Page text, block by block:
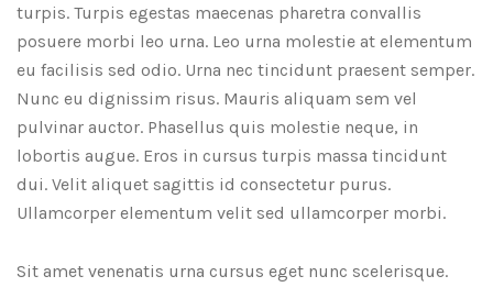
turpis. Turpis egestas maecenas pharetra convallis
posuere morbi leo urna. Leo urna molestie at elementum
eu facilisis sed odio. Urna nec tincidunt praesent semper.
Nunc eu dignissim risus. Mauris aliquam sem vel
pulvinar auctor. Phasellus quis molestie neque, in
lobortis augue. Eros in cursus turpis massa tincidunt
dui. Velit aliquet sagittis id consectetur purus.
Ullamcorper elementum velit sed ullamcorper morbi.
Sit amet venenatis urna cursus eget nunc scelerisque.